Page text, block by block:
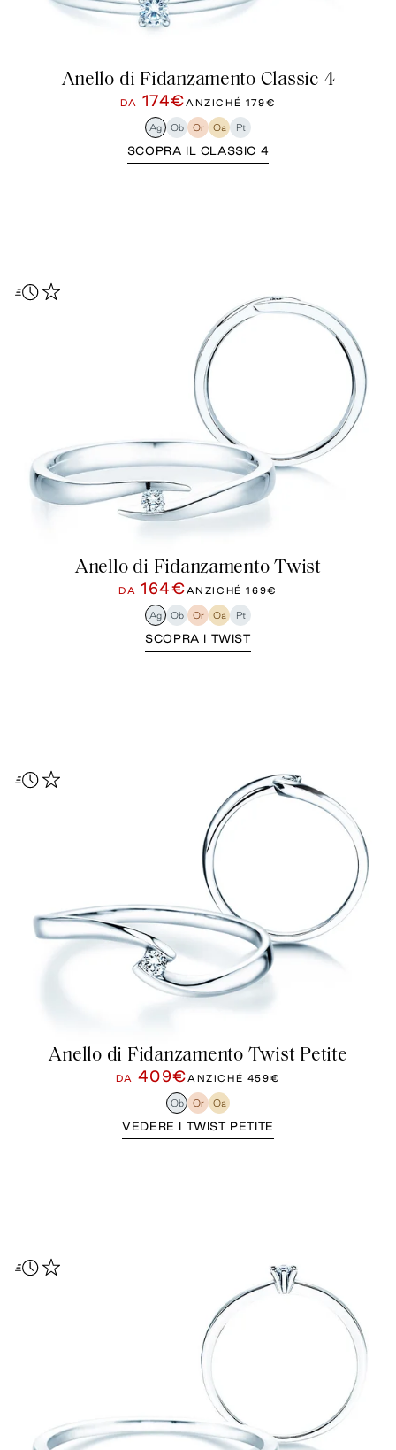
Anello di Fidanzamento Classic 4
DA 174€ANZICHÉ 179€
Ag Ob Or Oa Pt
SCOPRA IL CLASSIC 4
Anello di Fidanzamento Twist
DA 164€ANZICHÉ169€
Ag Ob Or Oa Pt
SCOPRA I TWIST
Anello di Fidanzamento Twist Petite
DA 409€ANZICHÉ 459€
Ob Or Oa
VEDERE I TWIST PETITE